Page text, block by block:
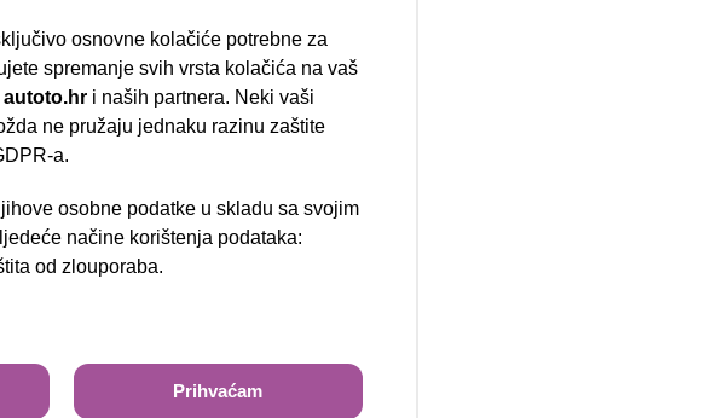
102, Resnik
Traži
osnovne kolačiće potrebne za
spremanje svih vrsta kolačića na vaš
autoto.hr i naših partnera. Neki vaši
ne pružaju jednaku razinu zaštite
a.
osobne podatke u skladu sa svojim
načine korištenja podataka:
od zlouporaba.
Prihvaćam